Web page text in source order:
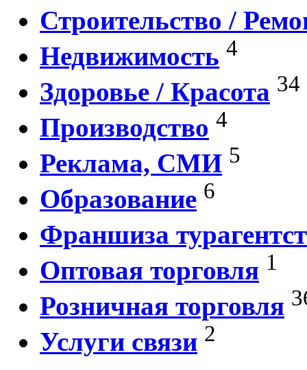
Строительство /
Недвижимость 4
Здоровье / Красота 34
Производство 4
Реклама, СМИ 5
Образование 6
Франшиза
Оптовая торговля 1
Розничная торговля
Услуги связи 2